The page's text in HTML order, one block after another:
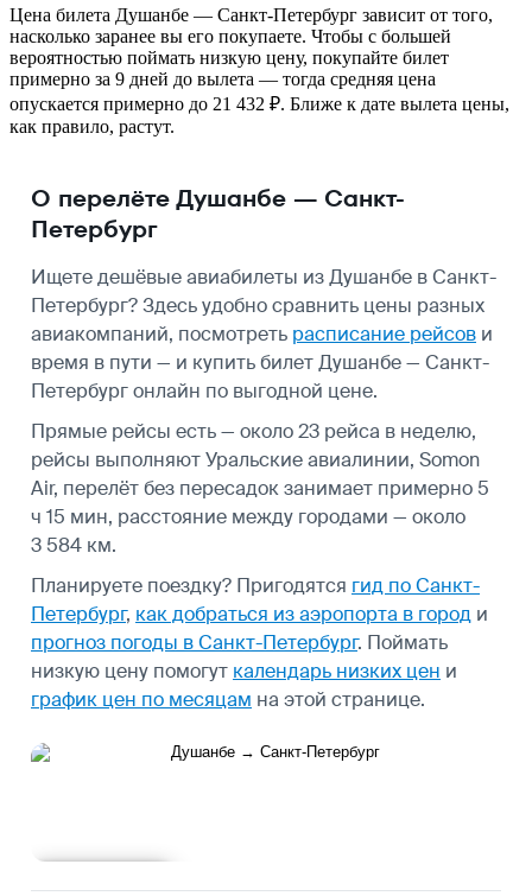
Цена билета Душанбе — Санкт-Петербург зависит от того,
насколько заранее вы его покупаете. Чтобы с большей
вероятностью поймать низкую цену, покупайте билет
примерно за 9 дней до вылета — тогда средняя цена
опускается примерно до 21 432 ₽. Ближе к дате вылета цены,
как правило, растут.
О перелёте Душанбе — Санкт-
Петербург
Ищете дешёвые авиабилеты из Душанбе в Санкт-
Петербург? Здесь удобно сравнить цены разных
авиакомпаний, посмотреть расписание рейсов и
время в пути — и купить билет Душанбе — Санкт-
Петербург онлайн по выгодной цене.
Прямые рейсы есть — около 23 рейса в неделю,
рейсы выполняют Уральские авиалинии, Somon
Air, перелёт без пересадок занимает примерно 5
ч 15 мин, расстояние между городами — около
3 584 км.
Планируете поездку? Пригодятся гид по Санкт-
Петербург, как добраться из аэропорта в город и
прогноз погоды в Санкт-Петербург. Поймать
низкую цену помогут календарь низких цен и
график цен по месяцам на этой странице.